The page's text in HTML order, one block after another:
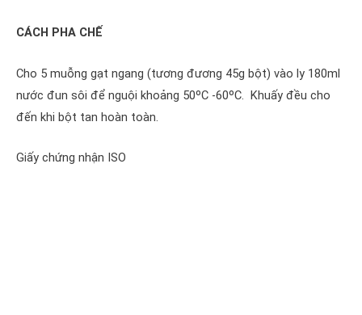
CÁCH PHA CHẾ
Cho 5 muỗng gạt ngang (tương đương 45g bột) vào ly 180ml
nước đun sôi để nguội khoảng 50ºC -60ºC. Khuấy đều cho
đến khi bột tan hoàn toàn.
Giấy chứng nhận ISO